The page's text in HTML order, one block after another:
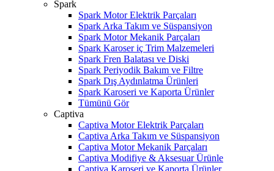
Spark
Spark Motor Elektrik Parçaları
Spark Arka Takım ve Süspansiyon
Spark Motor Mekanik Parçaları
Spark Karoser iç Trim Malzemeleri
Spark Fren Balatası ve Diski
Spark Periyodik Bakım ve Filtre
Spark Dış Aydınlatma Ürünleri
Spark Karoseri ve Kaporta Ürünler
Tümünü Gör
Captiva
Captiva Motor Elektrik Parçaları
Captiva Arka Takım ve Süspansiyon
Captiva Motor Mekanik Parçaları
Captiva Modifiye & Aksesuar Ürünle
Captiva Karoseri ve Kaporta Ürünler